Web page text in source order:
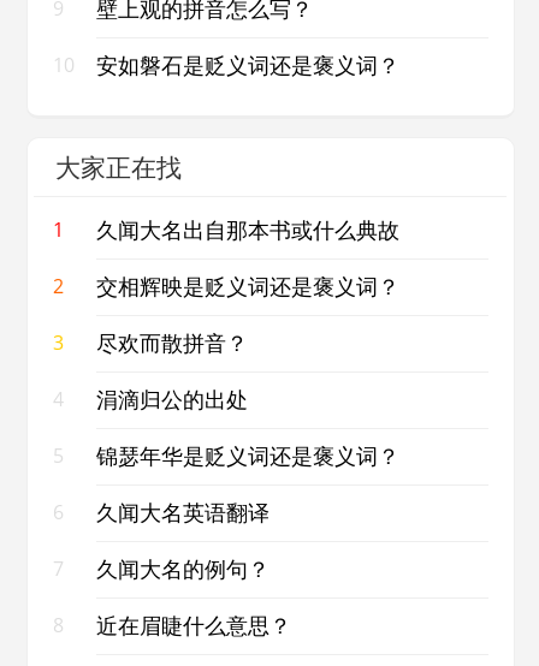
9 壁上观的拼音怎么写？
10 安如磐石是贬义词还是褒义词？
大家正在找
1 久闻大名出自那本书或什么典故
2 交相辉映是贬义词还是褒义词？
3 尽欢而散拼音？
4 涓滴归公的出处
5 锦瑟年华是贬义词还是褒义词？
6 久闻大名英语翻译
7 久闻大名的例句？
8 近在眉睫什么意思？